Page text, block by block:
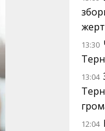
13:30
13:04
12:04